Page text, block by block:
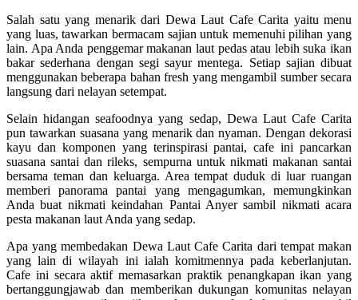
Salah satu yang menarik dari Dewa Laut Cafe Carita yaitu menu
yang luas, tawarkan bermacam sajian untuk memenuhi pilihan yang
lain. Apa Anda penggemar makanan laut pedas atau lebih suka ikan
bakar sederhana dengan segi sayur mentega. Setiap sajian dibuat
menggunakan beberapa bahan fresh yang mengambil sumber secara
langsung dari nelayan setempat.
Selain hidangan seafoodnya yang sedap, Dewa Laut Cafe Carita
pun tawarkan suasana yang menarik dan nyaman. Dengan dekorasi
kayu dan komponen yang terinspirasi pantai, cafe ini pancarkan
suasana santai dan rileks, sempurna untuk nikmati makanan santai
bersama teman dan keluarga. Area tempat duduk di luar ruangan
memberi panorama pantai yang mengagumkan, memungkinkan
Anda buat nikmati keindahan Pantai Anyer sambil nikmati acara
pesta makanan laut Anda yang sedap.
Apa yang membedakan Dewa Laut Cafe Carita dari tempat makan
yang lain di wilayah ini ialah komitmennya pada keberlanjutan.
Cafe ini secara aktif memasarkan praktik penangkapan ikan yang
bertanggungjawab dan memberikan dukungan komunitas nelayan